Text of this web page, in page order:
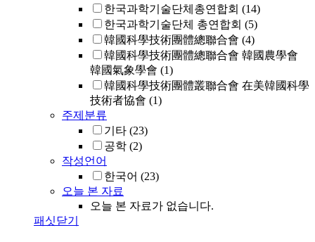
한국과학기술단체총연합회 (14)
한국과학기술단체 총연합회 (5)
韓國科學技術團體總聯合會 (4)
韓國科學技術團體總聯合會 韓國農學會
韓國氣象學會 (1)
韓國科學技術團體叢聯合會 在美韓國科學
技術者協會 (1)
주제분류
기타 (23)
공학 (2)
작성언어
한국어 (23)
오늘 본 자료
오늘 본 자료가 없습니다.
패싯닫기